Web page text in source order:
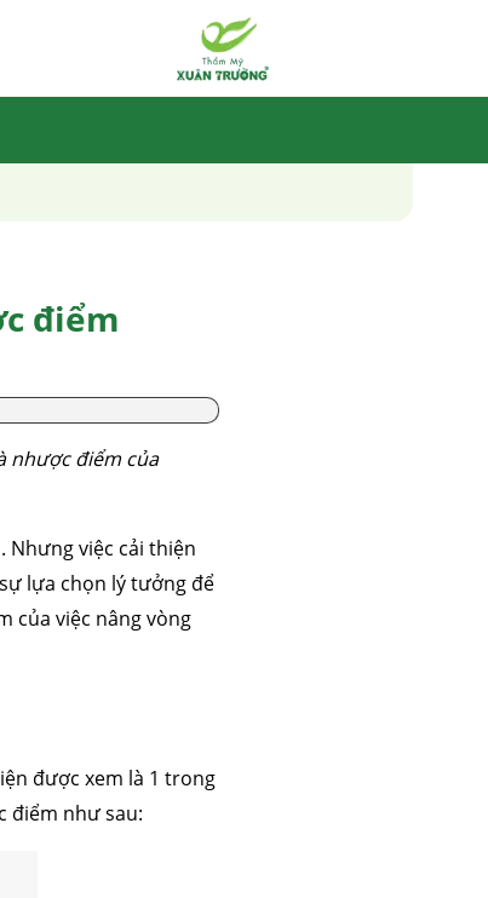
điểm
nhược điểm của
Nhưng việc cải thiện
lựa chọn lý tưởng để
của việc nâng vòng
được xem là 1 trong
điểm như sau: